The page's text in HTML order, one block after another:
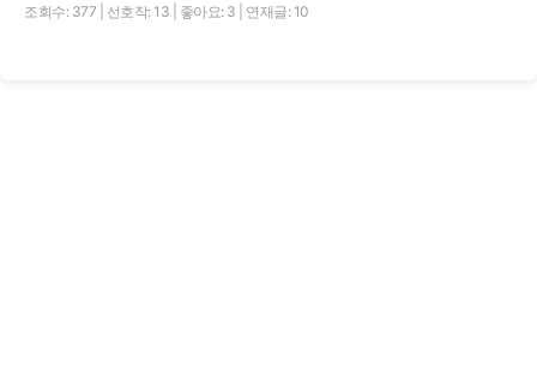
조회수: 377 선호작: 13 좋아요: 3 연재글: 10